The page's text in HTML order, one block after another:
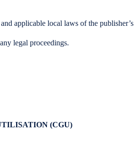
applicable local laws of the
legal proceedings.
(CGU)